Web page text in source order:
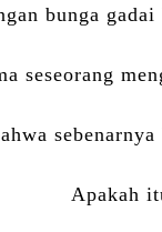
bunga
seseorang
Apakah